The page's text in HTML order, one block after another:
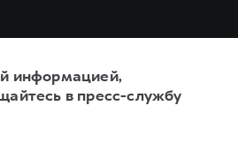
информацией,
в пресс-службу